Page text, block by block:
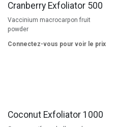
Cranberry Exfoliator 500
Vaccinium macrocarpon fruit
powder
Connectez-vous pour voir le prix
Coconut Exfoliator 1000